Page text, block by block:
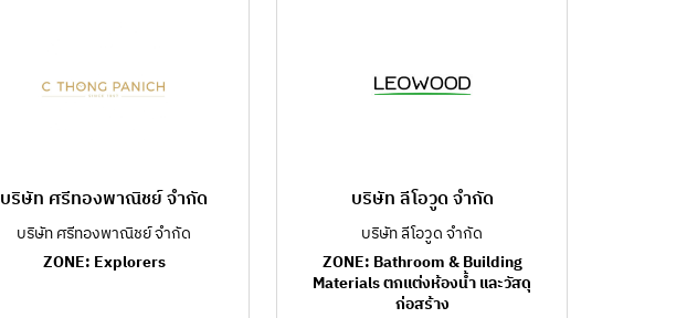
บริษัท ศรีทองพาณิชย์ จำกัด
บริษัท ศรีทองพาณิชย์ จำกัด
ZONE: Explorers
บริษัท ลีโอวูด จำกัด
บริษัท ลีโอวูด จำกัด
ZONE: Bathroom & Building
Materials ตกแต่งห้องน้ำ และวัสดุ
ก่อสร้าง